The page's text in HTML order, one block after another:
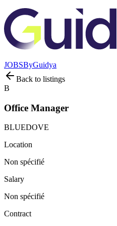
JOBSByGuidya
Back to listings
B
Office Manager
BLUEDOVE
Location
Non spécifié
Salary
Non spécifié
Contract